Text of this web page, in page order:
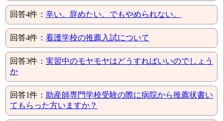
回答4件： 辛い。辞めたい。でもやめられない。
回答4件： 看護学校の推薦入試について
回答3件： 実習中のモヤモヤはどうすればいいのでしょう
か
回答1件： 助産師専門学校受験の際に病院から推薦状書い
てもらった方いますか？